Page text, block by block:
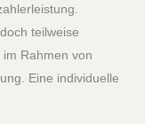
teilweise
Rahmen von
Eine individuelle